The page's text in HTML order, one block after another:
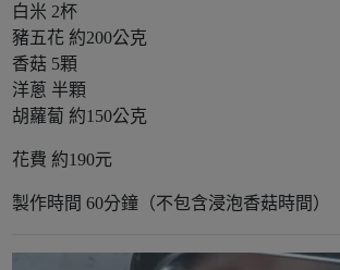
白米 2杯
豬五花 約200公克
香菇 5顆
洋蔥 半顆
胡蘿蔔 約150公克
花費 約190元
製作時間 60分鐘（不包含浸泡香菇時間）